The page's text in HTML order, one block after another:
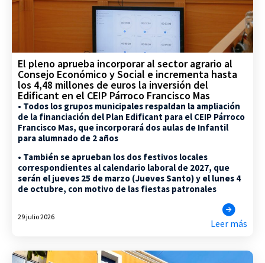
El pleno aprueba incorporar al sector agrario al
Consejo Económico y Social e incrementa hasta
los 4,48 millones de euros la inversión del
Edificant en el CEIP Párroco Francisco Mas
• Todos los grupos municipales respaldan la ampliación
de la financiación del Plan Edificant para el CEIP Párroco
Francisco Mas, que incorporará dos aulas de Infantil
para alumnado de 2 años
• También se aprueban los dos festivos locales
correspondientes al calendario laboral de 2027, que
serán el jueves 25 de marzo (Jueves Santo) y el lunes 4
de octubre, con motivo de las fiestas patronales
29 julio 2026
Leer más